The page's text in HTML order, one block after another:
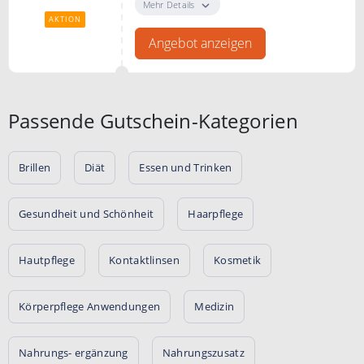
AKTION
zugreifen und sparen. Jede Woche
Mehr Details
Angebot anzeigen
Passende Gutschein-Kategorien
Brillen Diät Essen und Trinken
Gesundheit und Schönheit Haarpflege
Hautpflege Kontaktlinsen Kosmetik
Körperpflege Anwendungen Medizin
Nahrungs- ergänzung Nahrungszusatz